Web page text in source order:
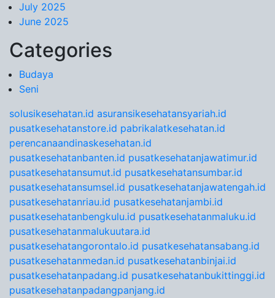
July 2025
June 2025
Categories
Budaya
Seni
solusikesehatan.id asuransikesehatansyariah.id
pusatkesehatanstore.id pabrikalatkesehatan.id
perencanaandinaskesehatan.id
pusatkesehatanbanten.id pusatkesehatanjawatimur.id
pusatkesehatansumut.id pusatkesehatansumbar.id
pusatkesehatansumsel.id pusatkesehatanjawatengah.id
pusatkesehatanriau.id pusatkesehatanjambi.id
pusatkesehatanbengkulu.id pusatkesehatanmaluku.id
pusatkesehatanmalukuutara.id
pusatkesehatangorontalo.id pusatkesehatansabang.id
pusatkesehatanmedan.id pusatkesehatanbinjai.id
pusatkesehatanpadang.id pusatkesehatanbukittinggi.id
pusatkesehatanpadangpanjang.id